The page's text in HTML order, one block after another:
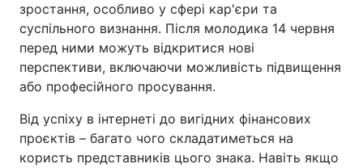
зростання, особливо у сфері кар'єри та
суспільного визнання. Після молодика 14 червня
перед ними можуть відкритися нові
перспективи, включаючи можливість підвищення
або професійного просування.
Від успіху в інтернеті до вигідних фінансових
проєктів – багато чого складатиметься на
користь представників цього знака. Навіть якщо